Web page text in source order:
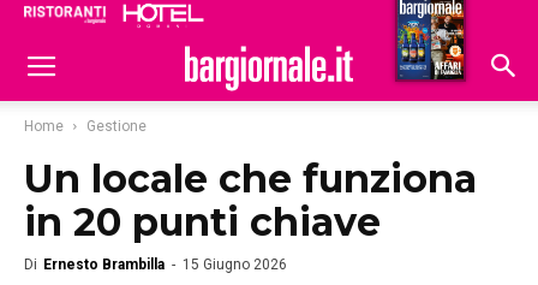
Hoteldomani
Home Gestione
Un locale che funziona
in 20 punti chiave
Di Ernesto Brambilla - 15 Giugno 2026